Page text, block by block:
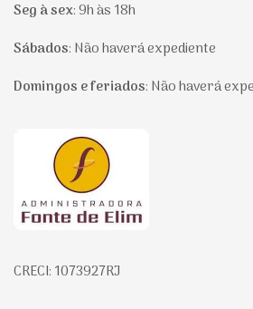
Seg à sex:9h às 18h
Sábados: Não haverá expediente
Domingos e feriados: Não haverá
Página inicial
CRECI: 1073927RJ